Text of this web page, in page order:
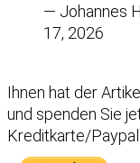
— Johannes
17, 2026
Ihnen hat der
und spenden Sie
Kreditkarte/